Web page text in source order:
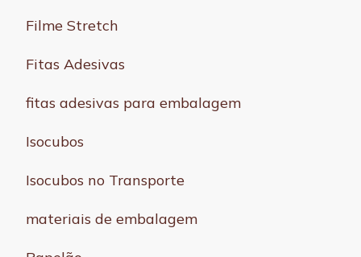
Filme Stretch
Fitas Adesivas
fitas adesivas para embalagem
Isocubos
Isocubos no Transporte
materiais de embalagem